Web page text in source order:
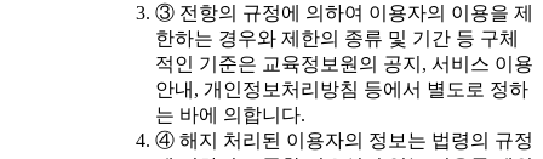
③ 전항의 규정에 의하여 이용자의 이용을 제
한하는 경우와 제한의 종류 및 기간 등 구체
적인 기준은 교육정보원의 공지, 서비스 이용
안내, 개인정보처리방침 등에서 별도로 정하
는 바에 의합니다.
④ 해지 처리된 이용자의 정보는 법령의 규정